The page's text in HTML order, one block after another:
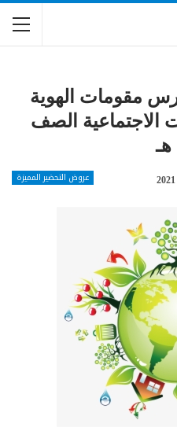
مقومات الهوية
الاجتماعية الصف
عروض التحضير المميزة